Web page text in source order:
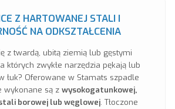
Z HARTOWANEJ STALI I
NA ODKSZTAŁCENIA
z twardą, ubitą ziemią lub gęstymi
których zwykłe narzędzia pękają lub
łuk? Oferowane w Stamats szpadle
wykonane są z wysokogatunkowej,
borowej lub węglowej. Tłoczone